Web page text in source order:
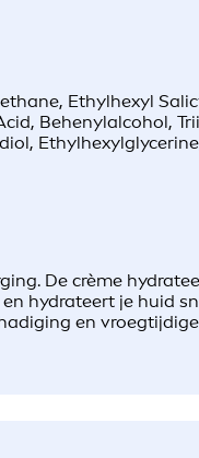
Ethylhexyl
Behenylalcohol,
De crème
hydrateert je huid
en